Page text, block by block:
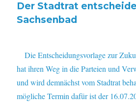
Der Stadtrat
Sachsenbad
Die Entscheidungsvorlage zur
hat ihren Weg in die Parteien und
und wird demnächst vom Stadtrat
mögliche Termin dafür ist der